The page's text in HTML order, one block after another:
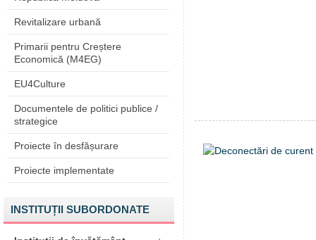
Revitalizare urbană
Primarii pentru Creștere
Economică (M4EG)
EU4Culture
Documentele de politici publice /
strategice
Proiecte în desfășurare
Proiecte implementate
INSTITUȚII SUBORDONATE